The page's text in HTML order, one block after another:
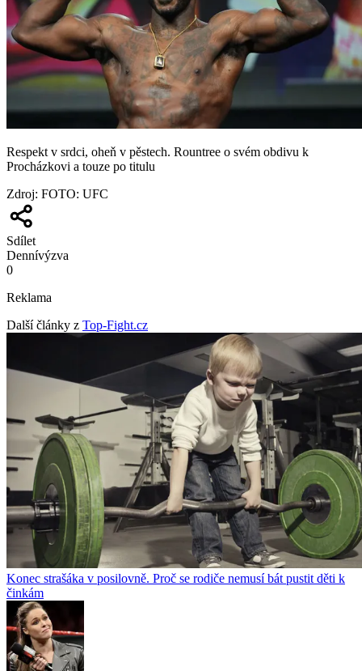
Respekt v srdci, oheň v pěstech. Rountree o svém obdivu k
Procházkovi a touze po titulu
Zdroj: FOTO: UFC
Sdílet
Dennívýzva
0
Reklama
Další články z Top-Fight.cz
Konec strašáka v posilovně. Proč se rodiče nemusí bát pustit děti k
činkám